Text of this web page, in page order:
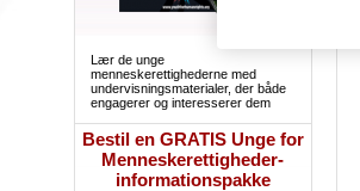
Lær de unge
menneskerettighederne med
undervisningsmaterialer, der både
engagerer og interesserer dem
Bestil en GRATIS Unge for
Menneskerettigheder-
informationspakke